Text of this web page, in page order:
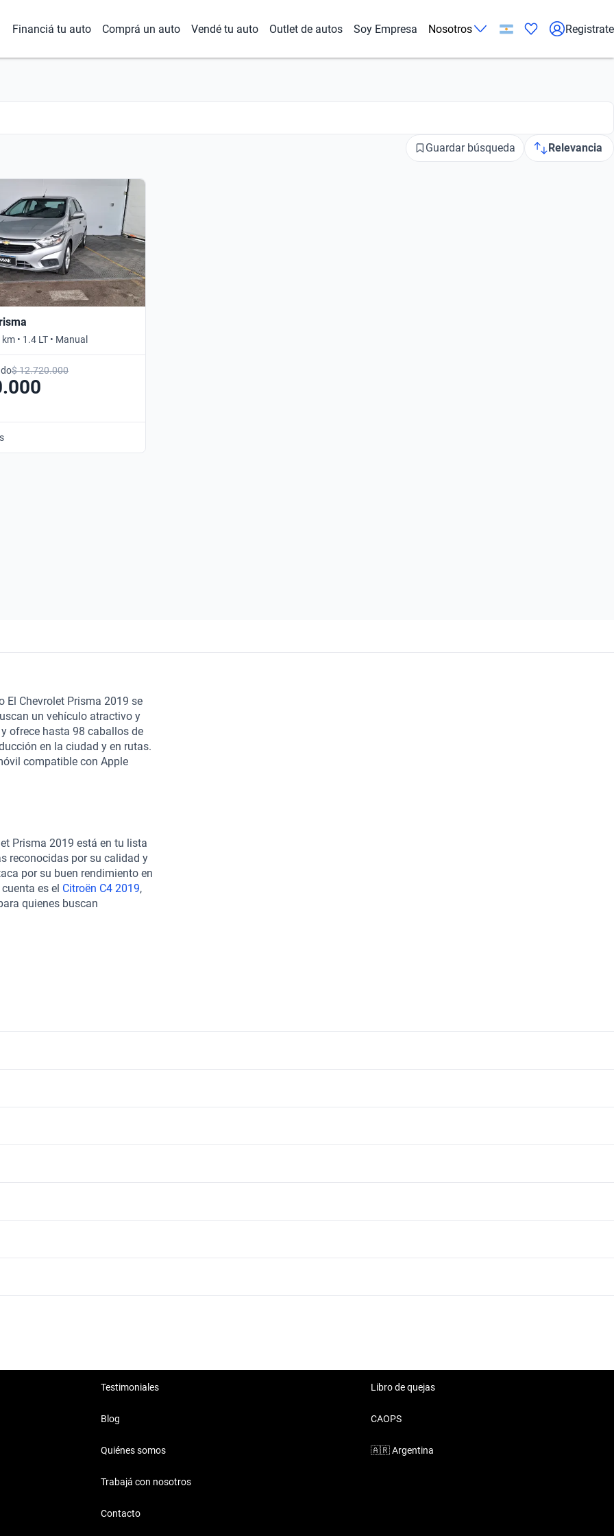
Financiá tu auto Comprá un auto Vendé tu auto Outlet de autos Soy Empresa Nosotros Registrate
Guardar búsqueda Relevancia
• 1.4 LT • Manual
$ 12.720.000
El Chevrolet Prisma 2019 se
un vehículo atractivo y
ofrece hasta 98 caballos de
en la ciudad y en rutas.
compatible con Apple
descuidar la seguridad. Su
consumo eficiente de
mejores opciones en su
Chevrolet Tracker 2019
con la tranquilidad de
para garantizar su óptimo
flexible y planes
es 100% en línea y
Prisma 2019 está en tu lista
reconocidas por su calidad y
por su buen rendimiento en
es el Citroën C4 2019,
quienes buscan
Testimoniales
Blog
Quiénes somos
Trabajá con nosotros
Contacto
Libro de quejas
CAOPS
🇦🇷 Argentina